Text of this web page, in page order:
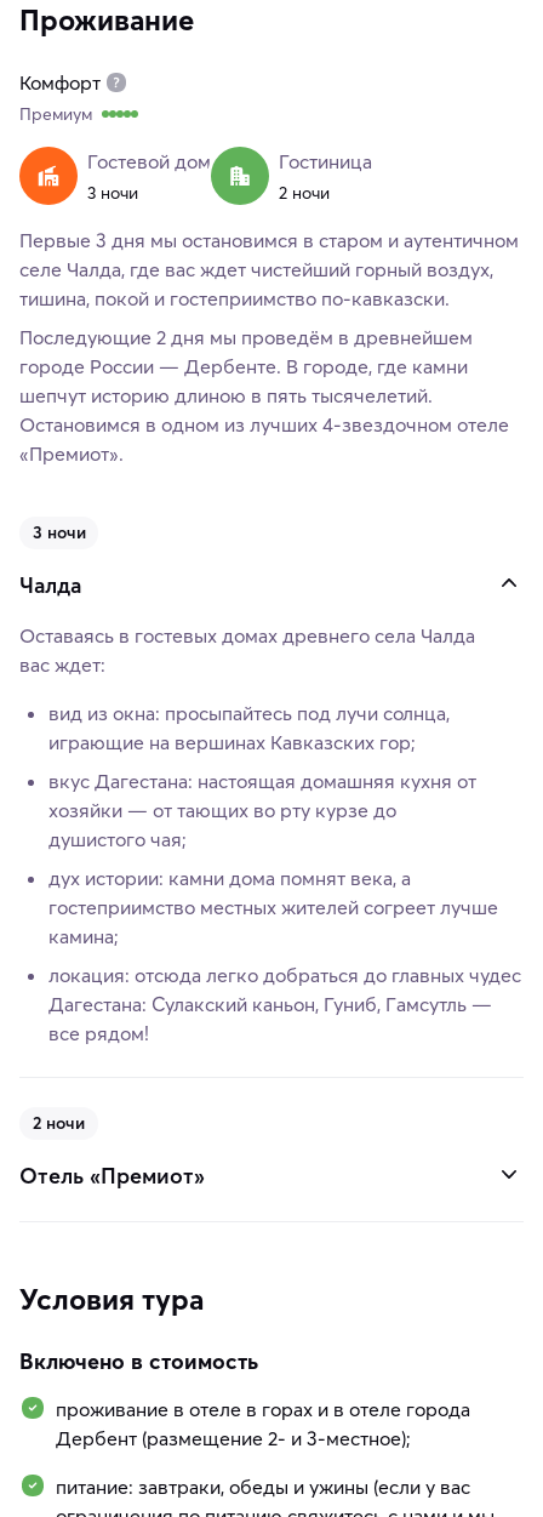
Проживание
Комфорт
Премиум
Гостевой дом
3 ночи
Гостиница
2 ночи
Первые 3 дня мы остановимся в старом и аутентичном
селе Чалда, где вас ждет чистейший горный воздух,
тишина, покой и гостеприимство по-кавказски.
Последующие 2 дня мы проведём в древнейшем
городе России — Дербенте. В городе, где камни
шепчут историю длиною в пять тысячелетий.
Остановимся в одном из лучших 4-звездочном отеле
«Премиот».
3 ночи
Чалда
Оставаясь в гостевых домах древнего села Чалда
вас ждет:
вид из окна: просыпайтесь под лучи солнца,
играющие на вершинах Кавказских гор;
вкус Дагестана: настоящая домашняя кухня от
хозяйки — от тающих во рту курзе до
душистого чая;
дух истории: камни дома помнят века, а
гостеприимство местных жителей согреет лучше
камина;
локация: отсюда легко добраться до главных чудес
Дагестана: Сулакский каньон, Гуниб, Гамсутль —
все рядом!
2 ночи
Отель «Премиот»
Условия тура
Включено в стоимость
проживание в отеле в горах и в отеле города
Дербент (размещение 2- и 3-местное);
питание: завтраки, обеды и ужины (если у вас